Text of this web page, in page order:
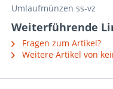
Umlaufmünzen ss-vz
Weiterführende
Fragen zum Artikel?
Weitere Artikel von